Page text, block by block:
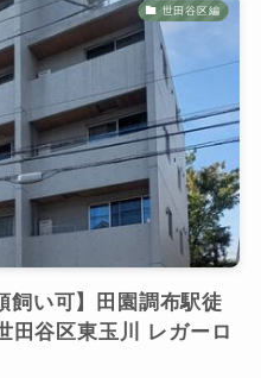
世田谷区編
飼い可】田園調布駅徒
田谷区東玉川 レガーロ